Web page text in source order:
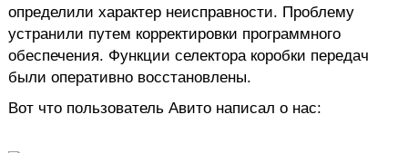
определили характер неисправности. Проблему
устранили путем корректировки программного
обеспечения. Функции селектора коробки передач
были оперативно восстановлены.
Вот что пользователь Авито написал о нас: